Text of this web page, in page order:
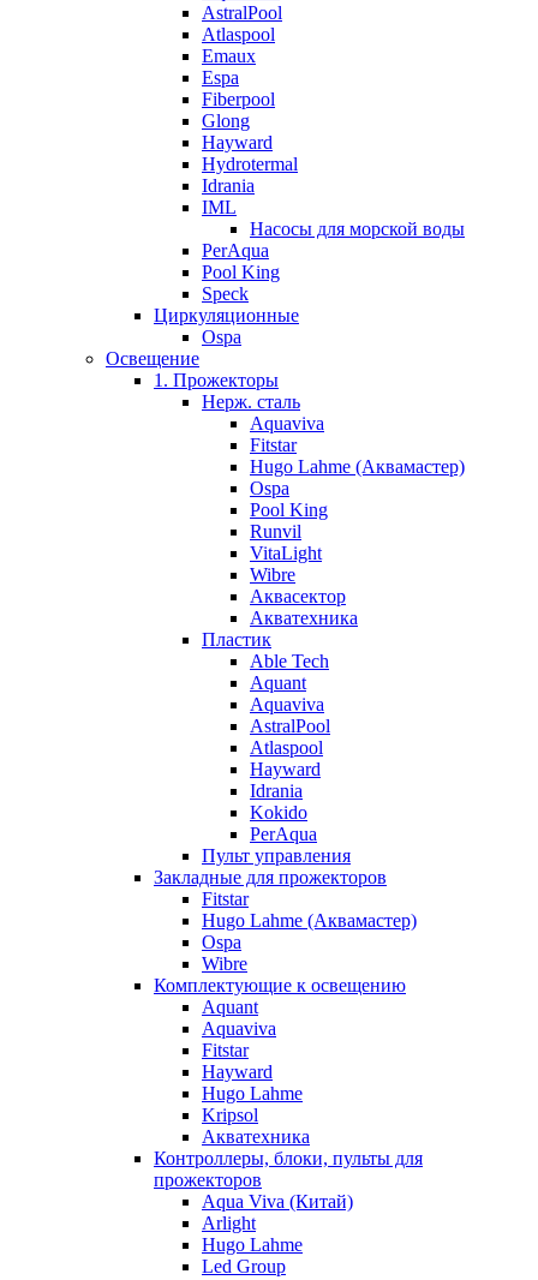
AstralPool
Atlaspool
Emaux
Espa
Fiberpool
Glong
Hayward
Hydrotermal
Idrania
IML
Насосы для морской воды
PerAqua
Pool King
Speck
Циркуляционные
Ospa
Освещение
1. Прожекторы
Нерж. сталь
Aquaviva
Fitstar
Hugo Lahme (Аквамастер)
Ospa
Pool King
Runvil
VitaLight
Wibre
Аквасектор
Акватехника
Пластик
Able Tech
Aquant
Aquaviva
AstralPool
Atlaspool
Hayward
Idrania
Kokido
PerAqua
Пульт управления
Закладные для прожекторов
Fitstar
Hugo Lahme (Аквамастер)
Ospa
Wibre
Комплектующие к освещению
Aquant
Aquaviva
Fitstar
Hayward
Hugo Lahme
Kripsol
Акватехника
Контроллеры, блоки, пульты для
прожекторов
Aqua Viva (Китай)
Arlight
Hugo Lahme
Led Group